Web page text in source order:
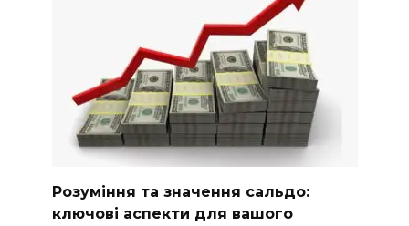
Розуміння та значення сальдо:
ключові аспекти для вашого